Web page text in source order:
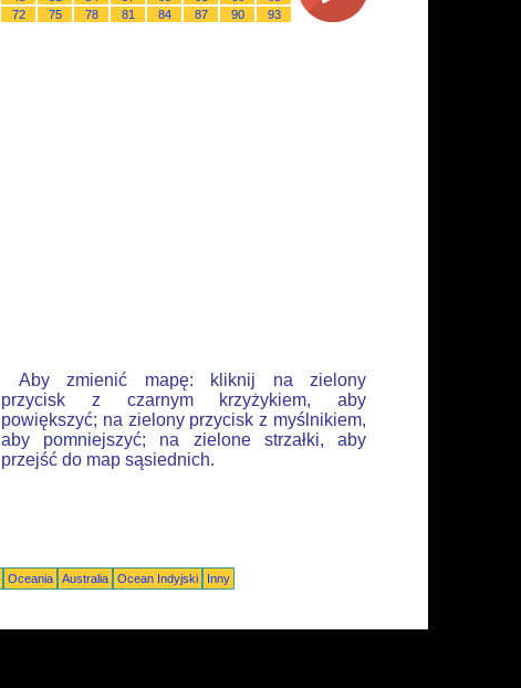
72
75 78 81 84 87 90 93
Aby zmienić mapę: kliknij na zielony
przycisk z czarnym krzyżykiem, aby
powiększyć; na zielony przycisk z myślnikiem,
aby pomniejszyć; na zielone strzałki, aby
przejść do map sąsiednich.
Oceania Australia Ocean Indyjski
Inny